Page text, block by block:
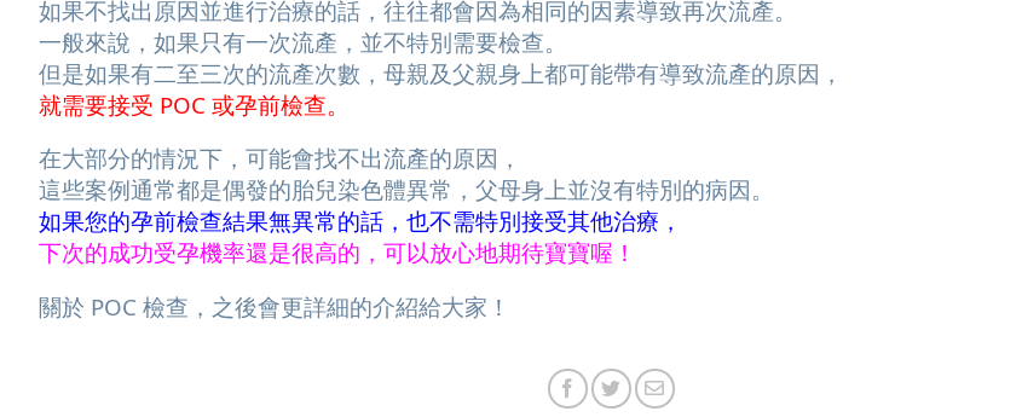
如果不找出原因並進行治療的話，往往都會因為相同的因素導致再次流產。
一般來說，如果只有一次流產，並不特別需要檢查。
但是如果有二至三次的流產次數，母親及父親身上都可能帶有導致流產的原因，
就需要接受 POC 或孕前檢查。
在大部分的情況下，可能會找不出流產的原因，
這些案例通常都是偶發的胎兒染色體異常，父母身上並沒有特別的病因。
如果您的孕前檢查結果無異常的話，也不需特別接受其他治療，
下次的成功受孕機率還是很高的，可以放心地期待寶寶喔！
關於 POC 檢查，之後會更詳細的介紹給大家！